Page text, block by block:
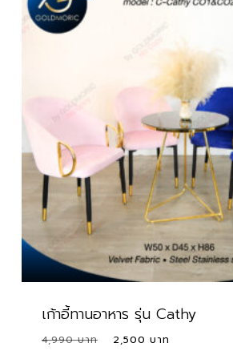
เก้าอี้ทานอาหาร รุ่น Cathy
4,990
Original
2,500